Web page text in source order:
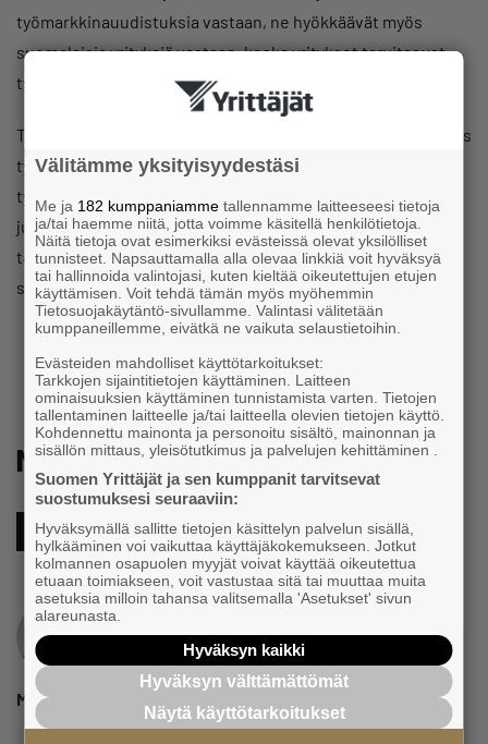
työmarkkinauudistuksia vastaan, ne hyökkäävät myös
suomalaisia yrityksiä vastaan, koska yritykset tarvitsevat
työmarkkinareformeja selvitäkseen.
Toimivat työmarkkinat ja kilpailukykyiset yritykset ovat myös
työntekijöiden etu. Jos oma työnantaja ei menesty,
työpaikka on uhattuna. Moni on tästä tuskallisen tietoinen
juuri nyt, kun monella yrityksellä on vaikeaa ja konkursseja
tapahtuu enemmän kuin vuosikymmeniin. Tämä on painava
syy viedä työmarkkinareformit määrätietoisesti maaliin.
Muita kiinnostavia aiheita
Ay-liike Työnantaja
Mikael Pentikäinen
Välitämme yksityisyydestäsi
Me ja 182 kumppaniamme tallennamme laitteeseesi tietoja
ja/tai haemme niitä, jotta voimme käsitellä henkilötietoja.
Näitä tietoja ovat esimerkiksi evästeissä olevat yksilölliset
tunnisteet. Napsauttamalla alla olevaa linkkiä voit hyväksyä
tai hallinnoida valintojasi, kuten kieltää oikeutettujen etujen
käyttämisen. Voit tehdä tämän myös myöhemmin
Tietosuojakäytäntö-sivullamme. Valintasi välitetään
kumppaneillemme, eivätkä ne vaikuta selaustietoihin.
Evästeiden mahdolliset käyttötarkoitukset:
Tarkkojen sijaintitietojen käyttäminen. Laitteen
ominaisuuksien käyttäminen tunnistamista varten. Tietojen
tallentaminen laitteelle ja/tai laitteella olevien tietojen käyttö.
Kohdennettu mainonta ja personoitu sisältö, mainonnan ja
sisällön mittaus, yleisötutkimus ja palvelujen kehittäminen .
Suomen Yrittäjät ja sen kumppanit tarvitsevat
suostumuksesi seuraaviin:
Hyväksymällä sallitte tietojen käsittelyn palvelun sisällä,
hylkääminen voi vaikuttaa käyttäjäkokemukseen. Jotkut
kolmannen osapuolen myyjät voivat käyttää oikeutettua
etuaan toimiakseen, voit vastustaa sitä tai muuttaa muita
asetuksia milloin tahansa valitsemalla 'Asetukset' sivun
alareunasta.
Hyväksyn kaikki
Hyväksyn välttämättömät
Näytä käyttötarkoitukset